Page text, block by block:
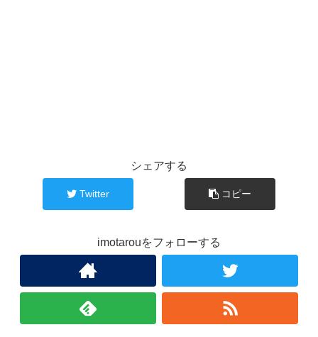
シェアする
Twitter コピー
imotarouをフォローする